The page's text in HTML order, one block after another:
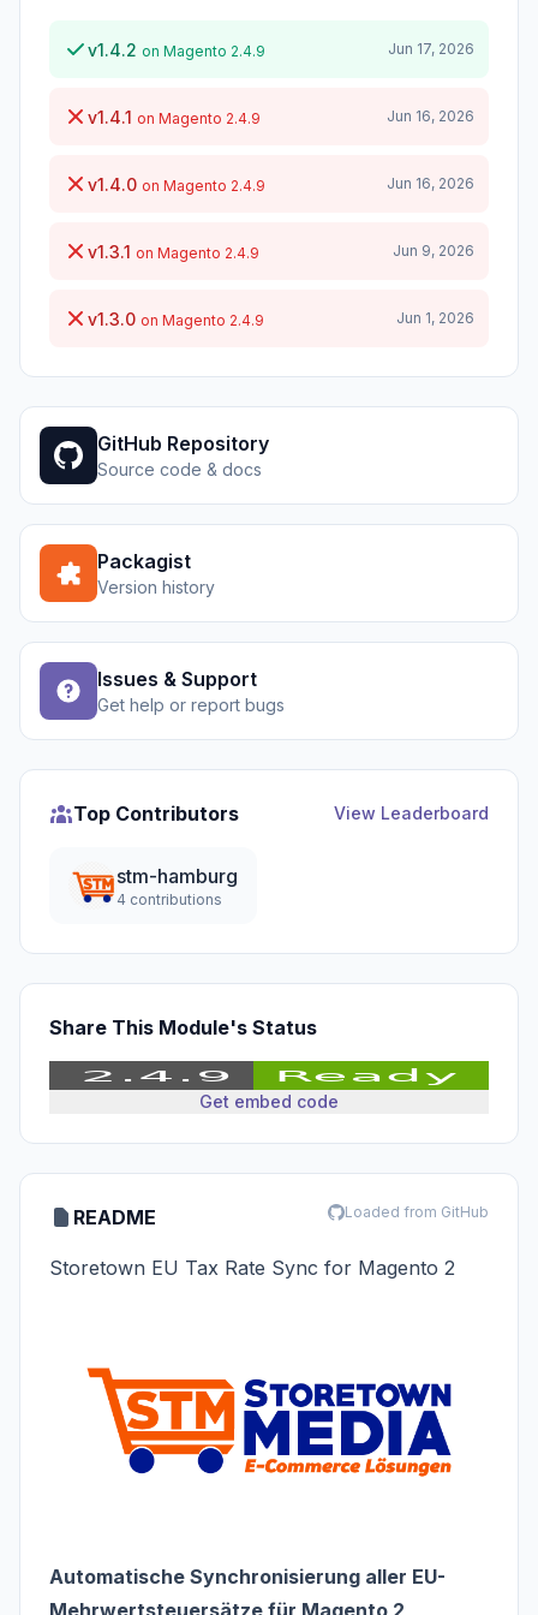
v1.4.2 on Magento 2.4.9 Jun 17, 2026
v1.4.1 on Magento 2.4.9 Jun 16, 2026
v1.4.0 on Magento 2.4.9 Jun 16, 2026
v1.3.1 on Magento 2.4.9 Jun 9, 2026
v1.3.0 on Magento 2.4.9 Jun 1, 2026
GitHub Repository
Source code & docs
Packagist
Version history
Issues & Support
Get help or report bugs
Top Contributors View Leaderboard
stm-hamburg
4 contributions
Share This Module's Status
Get embed code
README Loaded from GitHub
Storetown EU Tax Rate Sync for Magento 2
Automatische Synchronisierung aller EU-
Mehrwertsteuersätze für Magento 2